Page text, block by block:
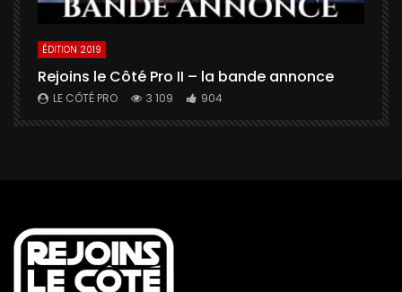
ÉDITION 2019
Rejoins le Côté Pro II – la bande annonce
LE CÔTÉ PRO 3 109 904